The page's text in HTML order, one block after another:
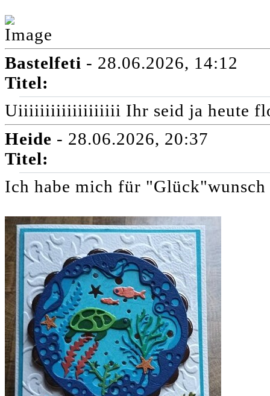
Bastelfeti - 28.06.2026, 14:12
Titel:
Uiiiiiiiiiiiiiiiiiii Ihr seid ja heute
Heide - 28.06.2026, 20:37
Titel:
Ich habe mich für "Glück"wunsch